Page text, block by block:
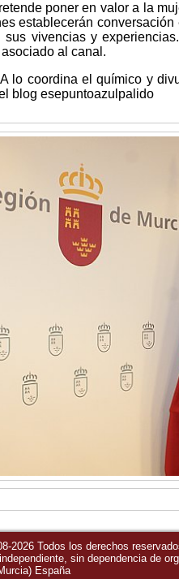
poner en valor a la
establecerán
sus vivencias y
al canal.
lo coordina el químico y
blog esepuntoazulpalido
2026 Todos los derechos
sin dependencia de
España